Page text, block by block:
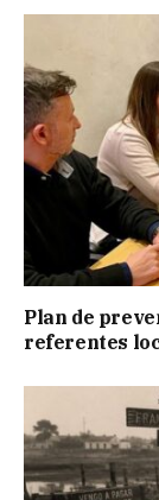
Plan de
referentes